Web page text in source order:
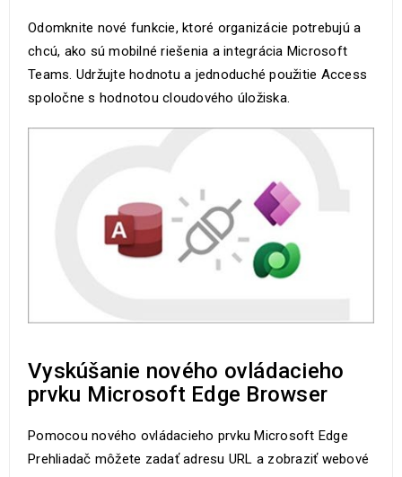
Odomknite nové funkcie, ktoré organizácie potrebujú a
chcú, ako sú mobilné riešenia a integrácia Microsoft
Teams. Udržujte hodnotu a jednoduché použitie Access
spoločne s hodnotou cloudového úložiska.
Vyskúšanie nového ovládacieho
prvku Microsoft Edge Browser
Pomocou nového ovládacieho prvku Microsoft Edge
Prehliadač môžete zadať adresu URL a zobraziť webové